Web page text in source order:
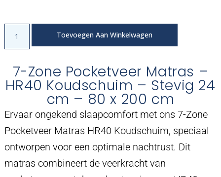
Toevoegen Aan Winkelwagen
7-Zone Pocketveer Matras –
HR40 Koudschuim – Stevig 24
cm – 80 x 200 cm
Ervaar ongekend slaapcomfort met ons 7-Zone
Pocketveer Matras HR40 Koudschuim, speciaal
ontworpen voor een optimale nachtrust. Dit
matras combineert de veerkracht van